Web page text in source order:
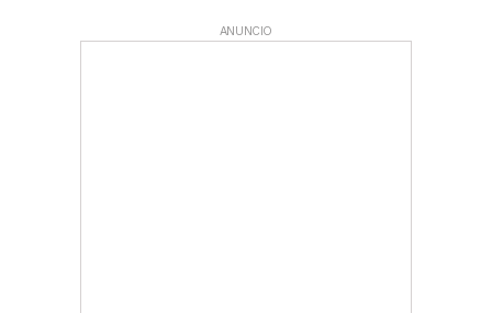
ANUNCIO